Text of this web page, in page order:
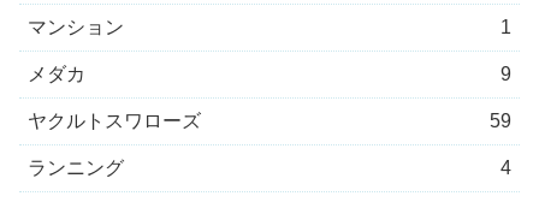
マンション 1
メダカ 9
ヤクルトスワローズ 59
ランニング 4